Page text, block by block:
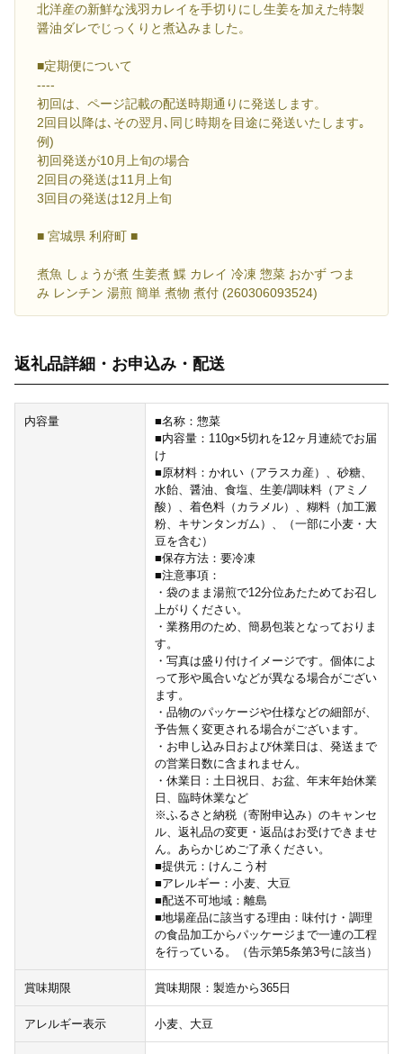
北洋産の新鮮な浅羽カレイを手切りにし生姜を加えた特製
醤油ダレでじっくりと煮込みました。
■定期便について
----
初回は、ページ記載の配送時期通りに発送します。
2回目以降は､その翌月､同じ時期を目途に発送いたします｡
例)
初回発送が10月上旬の場合
2回目の発送は11月上旬
3回目の発送は12月上旬
■ 宮城県 利府町 ■
煮魚 しょうが煮 生姜煮 鰈 カレイ 冷凍 惣菜 おかず つま
み レンチン 湯煎 簡単 煮物 煮付 (260306093524)
返礼品詳細・お申込み・配送
内容量
■名称：惣菜
■内容量：110g×5切れを12ヶ月連続でお届
け
■原材料：かれい（アラスカ産）、砂糖、
水飴、醤油、食塩、生姜/調味料（アミノ
酸）、着色料（カラメル）、糊料（加工澱
粉、キサンタンガム）、（一部に小麦・大
豆を含む）
■保存方法：要冷凍
■注意事項：
・袋のまま湯煎で12分位あたためてお召し
上がりください。
・業務用のため、簡易包装となっておりま
す。
・写真は盛り付けイメージです。個体によ
って形や風合いなどが異なる場合がござい
ます。
・品物のパッケージや仕様などの細部が、
予告無く変更される場合がございます。
・お申し込み日および休業日は、発送まで
の営業日数に含まれません。
・休業日：土日祝日、お盆、年末年始休業
日、臨時休業など
※ふるさと納税（寄附申込み）のキャンセ
ル、返礼品の変更・返品はお受けできませ
ん。あらかじめご了承ください。
■提供元：けんこう村
■アレルギー：小麦、大豆
■配送不可地域：離島
■地場産品に該当する理由：味付け・調理
の食品加工からパッケージまで一連の工程
を行っている。（告示第5条第3号に該当）
賞味期限 賞味期限：製造から365日
アレルギー表示 小麦、大豆